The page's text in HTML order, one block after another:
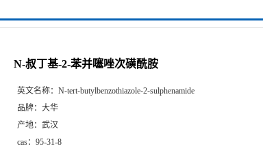
N-叔丁基-2-苯并噻唑次磺酰胺
英文名称： N-tert-butylbenzothiazole-2-sulphenamide
品牌： 大华
产地： 武汉
cas： 95-31-8